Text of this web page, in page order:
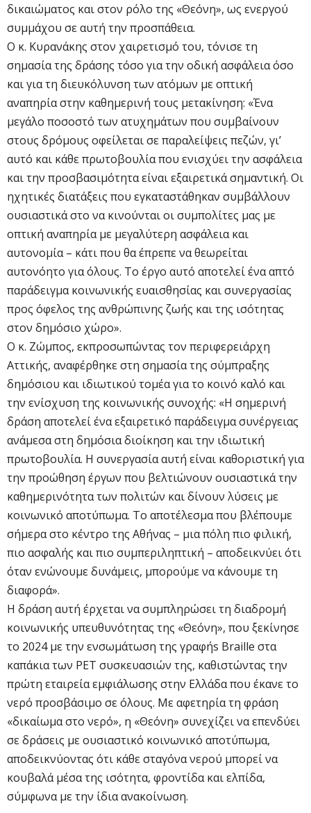
δικαιώματος και στον ρόλο της «Θεόνη», ως ενεργού
συμμάχου σε αυτή την προσπάθεια.
Ο κ. Κυρανάκης στον χαιρετισμό του, τόνισε τη
σημασία της δράσης τόσο για την οδική ασφάλεια όσο
και για τη διευκόλυνση των ατόμων με οπτική
αναπηρία στην καθημερινή τους μετακίνηση: «Ένα
μεγάλο ποσοστό των ατυχημάτων που συμβαίνουν
στους δρόμους οφείλεται σε παραλείψεις πεζών, γι’
αυτό και κάθε πρωτοβουλία που ενισχύει την ασφάλεια
και την προσβασιμότητα είναι εξαιρετικά σημαντική. Οι
ηχητικές διατάξεις που εγκαταστάθηκαν συμβάλλουν
ουσιαστικά στο να κινούνται οι συμπολίτες μας με
οπτική αναπηρία με μεγαλύτερη ασφάλεια και
αυτονομία – κάτι που θα έπρεπε να θεωρείται
αυτονόητο για όλους. Το έργο αυτό αποτελεί ένα απτό
παράδειγμα κοινωνικής ευαισθησίας και συνεργασίας
προς όφελος της ανθρώπινης ζωής και της ισότητας
στον δημόσιο χώρο».
Ο κ. Ζώμπος, εκπροσωπώντας τον περιφερειάρχη
Αττικής, αναφέρθηκε στη σημασία της σύμπραξης
δημόσιου και ιδιωτικού τομέα για το κοινό καλό και
την ενίσχυση της κοινωνικής συνοχής: «Η σημερινή
δράση αποτελεί ένα εξαιρετικό παράδειγμα συνέργειας
ανάμεσα στη δημόσια διοίκηση και την ιδιωτική
πρωτοβουλία. Η συνεργασία αυτή είναι καθοριστική για
την προώθηση έργων που βελτιώνουν ουσιαστικά την
καθημερινότητα των πολιτών και δίνουν λύσεις με
κοινωνικό αποτύπωμα. Το αποτέλεσμα που βλέπουμε
σήμερα στο κέντρο της Αθήνας – μια πόλη πιο φιλική,
πιο ασφαλής και πιο συμπεριληπτική – αποδεικνύει ότι
όταν ενώνουμε δυνάμεις, μπορούμε να κάνουμε τη
διαφορά».
Η δράση αυτή έρχεται να συμπληρώσει τη διαδρομή
κοινωνικής υπευθυνότητας της «Θεόνη», που ξεκίνησε
το 2024 με την ενσωμάτωση της γραφήs Braille στα
καπάκια των PET συσκευασιών της, καθιστώντας την
πρώτη εταιρεία εμφιάλωσης στην Ελλάδα που έκανε το
νερό προσβάσιμο σε όλους. Με αφετηρία τη φράση
«δικαίωμα στο νερό», η «Θεόνη» συνεχίζει να επενδύει
σε δράσεις με ουσιαστικό κοινωνικό αποτύπωμα,
αποδεικνύοντας ότι κάθε σταγόνα νερού μπορεί να
κουβαλά μέσα της ισότητα, φροντίδα και ελπίδα,
σύμφωνα με την ίδια ανακοίνωση.